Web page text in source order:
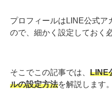
プロフィールはLINE公式ア
ので、細かく設定しておく
そこでこの記事では、 LINE
ルの設定方法を解説します。